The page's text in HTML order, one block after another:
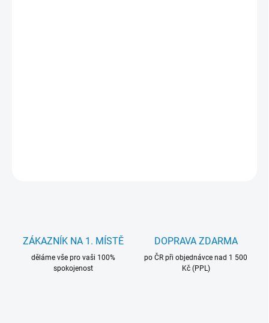
ZÁKAZNÍK NA 1. MÍSTĚ
děláme vše pro vaši 100%
spokojenost
DOPRAVA ZDARMA
po ČR při objednávce nad 1 500
Kč (PPL)